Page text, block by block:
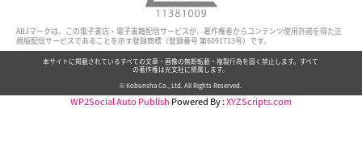
ABJマークは、この電子書店・電子書籍配信サービスが、著作権者からコンテンツ使用許諾を得た正
規版配信サービスであることを示す登録商標（登録番号 第6091713号）です。
本サイトに掲載されているすべての文章・画像の無断転載・複製行為を固く禁止します。すべて
の著作権は光文社に帰属します。
© Kobunsha Co., Ltd. All Rights Reserved.
WP2Social Auto Publish Powered By :XYZScripts.com